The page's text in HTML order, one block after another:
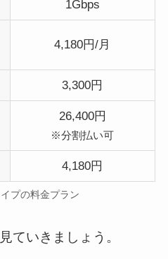
1Gbps
4,180円/月
3,300円
26,400円
※分割払い可
4,180円
プの料金プラン
ていきましょう。